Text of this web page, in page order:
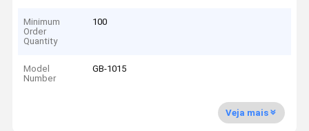
Minimum
Order
Quantity
100
Model
Number
GB-1015
Veja mais